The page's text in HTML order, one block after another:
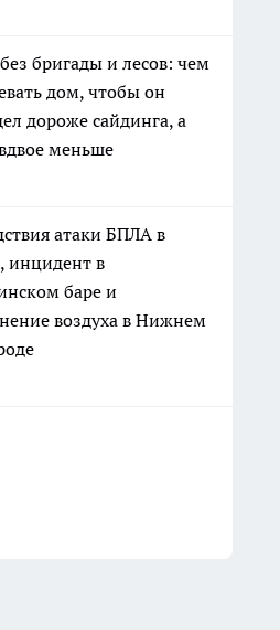
бригады и лесов: чем
дом, чтобы он
дороже сайдинга, а
меньше
атаки БПЛА в
инцидент в
баре и
воздуха в Нижнем